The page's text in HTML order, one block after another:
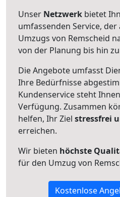
Unser Netzwerk bietet
umfassenden Service,
Umzugs von Remscheid
von der Planung bis hin
Die Angebote umfasst
Ihre Bedürfnisse
Kundenservice steht
Verfügung. Zusammen
helfen, Ihr Ziel stressfrei
erreichen.
Wir bieten höchste
für den Umzug von
Kostenlose